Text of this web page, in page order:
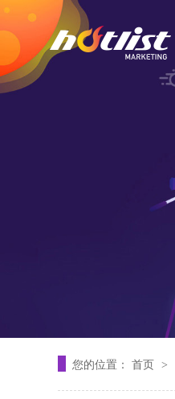
您的位置： 首页 >